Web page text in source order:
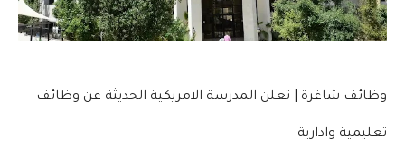
وظائف شاغرة | تعلن المدرسة الامريكية الحديثة عن وظائف
تعليمية وادارية